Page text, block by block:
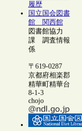
履歴
国立国会図書
館 関西館
図書館協力
課 調査情報
係
〒619-0287
京都府相楽郡
精華町精華台
8-1-3
chojo